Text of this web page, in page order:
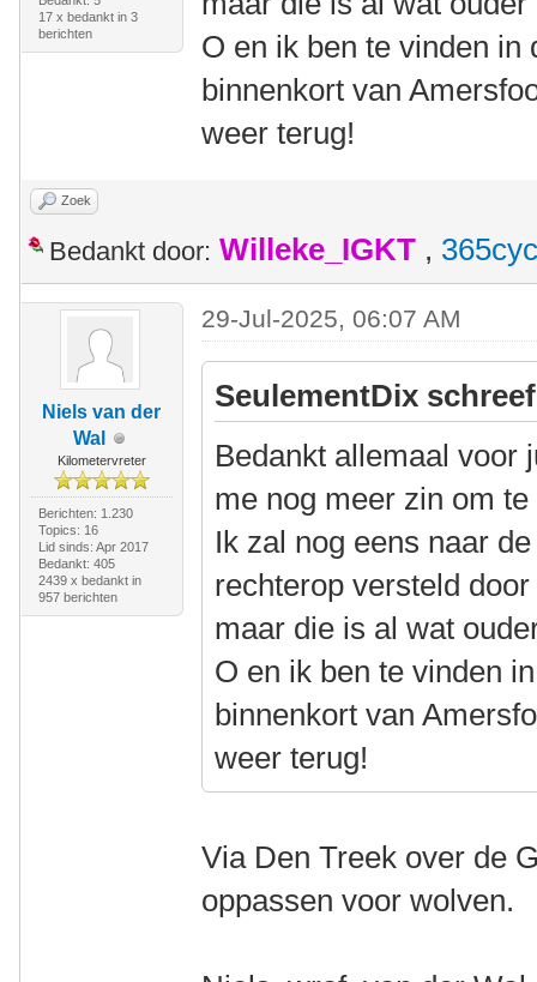
17 x bedankt in 3
berichten
O en ik ben te vinden in
binnenkort van
weer terug!
Zoek
Bedankt door: Willeke_IGKT ,
Niels van der
Wal
Kilometervreter
Berichten: 1.230
Topics: 16
Lid sinds: Apr 2017
Bedankt: 405
2439 x bedankt in
957 berichten
29-Jul-2025, 06:07 AM
SeulementDix
Bedankt allemaal voor
me nog meer zin om
Ik zal nog eens naar
rechterop versteld
maar die is al wat
O en ik ben te vinden
binnenkort van
weer terug!
Via Den Treek over de
oppassen voor wolven.